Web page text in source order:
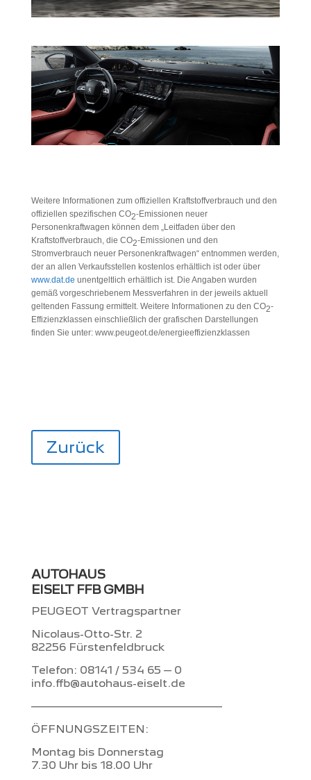
Weitere Informationen zum offiziellen Kraftstoffverbrauch und den
offiziellen spezifischen CO2-Emissionen neuer
Personenkraftwagen können dem „Leitfaden über den
Kraftstoffverbrauch, die CO2-Emissionen und den
Stromverbrauch neuer Personenkraftwagen“ entnommen werden,
der an allen Verkaufsstellen kostenlos erhältlich ist oder über
www.dat.de unentgeltlich erhältlich ist. Die Angaben wurden
gemäß vorgeschriebenem Messverfahren in der jeweils aktuell
geltenden Fassung ermittelt. Weitere Informationen zu den CO2-
Effizienzklassen einschließlich der grafischen Darstellungen
finden Sie unter: www.peugeot.de/energieeffizienzklassen
Zurück
AUTOHAUS
EISELT FFB GMBH
PEUGEOT Vertragspartner
Nicolaus-Otto-Str. 2
82256 Fürstenfeldbruck
Telefon: 08141 / 534 65 – 0
info.ffb@autohaus-eiselt.de
–––––––––––––––––––––––––
ÖFFNUNGSZEITEN:
Montag bis Donnerstag
7.30 Uhr bis 18.00 Uhr